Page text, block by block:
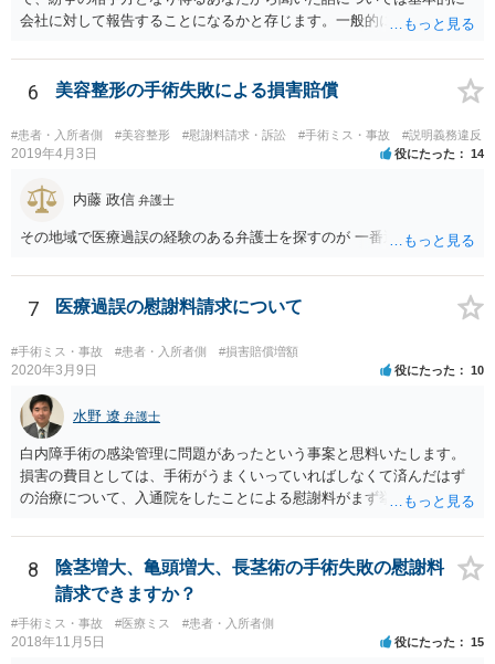
会社に対して報告することになるかと存じます。一般的に弁護士かぎ
ってはあるかもしれませんが、相手方に誤解を与える可能性があり、
利益相反の問題が生じうるのでそういった要請は拒絶する場合が大半
でしょうし、とりわけ今回の状況において弁護士かぎりの話にしてほ
しいという要望を受け容れる弁護士はほとんどいないと思います。 会
社内の部署に相談した場合についても通常は会社内で情報共有が図ら
に相談した上で、事案の見通し等を示してもらい、訴訟するかどうか
を早急に決断された方が良いかと存じます。訴訟提起を選択される場
合は、通常、会社が隠蔽のため過去の記録を廃棄すること等を防ぐた
とも一般論としては会社が隠蔽工作を行う可能性があるため、慎重な
6 美容整形の手術失敗による損害賠償
#患者・入所者側 #美容整形 #慰謝料請求・訴訟 #手術ミス・事故 #説明義務違反
2019年4月3日 役にたった 14
内藤 政信 弁護士
その地域で医療過誤の経験のある弁護士を探すのが 一番近道だね。
7 医療過誤の慰謝料請求について
#手術ミス・事故 #患者・入所者側 #損害賠償増額
2020年3月9日 役にたった 10
水野 遼 弁護士
白内障手術の感染管理に問題があったという事案と思料いたします。
損害の費目としては、手術がうまくいっていればしなくて済んだはず
の治療について、入通院をしたことによる慰謝料がまず挙げられ、こ
が残った場合には、後遺症についての慰謝料や、逸失利益なども請求
の対象になってきます。 あくまでケースバイケースなので、今回の事
案に必ずしも当てはまるものとは言い切れませんが、過去の裁判例を
見ると、白内障の手術に失敗して片目の視力がほぼ失われたような事
案の場合、800万円程度の慰謝料が認められた事案もあります。 医療
事故の場合、相手が保険を使った対応になることが多いため、交渉を
8
陰茎増大、亀頭増大、長茎術の手術失敗の慰謝料
請求できますか？
#手術ミス・事故 #医療ミス #患者・入所者側
2018年11月5日 役にたった 15